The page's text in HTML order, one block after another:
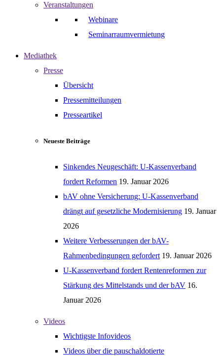
Veranstaltungen
Webinare
Seminarraumvermietung
Mediathek
Presse
Übersicht
Pressemitteilungen
Presseartikel
Neueste Beiträge
Sinkendes Neugeschäft: U-Kassenverband
fordert Reformen 19. Januar 2026
bAV ohne Versicherung: U-Kassenverband
drängt auf gesetzliche Modernisierung 19. Januar
2026
Weitere Verbesserungen der bAV-
Rahmenbedingungen gefordert 19. Januar 2026
U-Kassenverband fordert Rentenreformen zur
Stärkung des Mittelstands und der bAV 16.
Januar 2026
Videos
Wichtigste Infovideos
Videos über die pauschaldotierte